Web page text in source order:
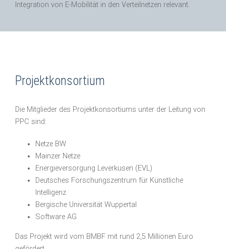
Integration von E-Mobilität in den Verteilnetzen relevant.
Projektkonsortium
Die Mitglieder des Projektkonsortiums unter der Leitung von
PPC sind:
Netze BW
Mainzer Netze
Energieversorgung Leverkusen (EVL)
Deutsches Forschungszentrum für Künstliche
Intelligenz
Bergische Universität Wuppertal
Software AG
Das Projekt wird vom BMBF mit rund 2,5 Millionen Euro